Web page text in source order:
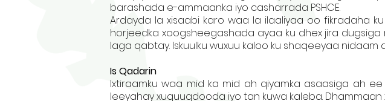
barashada e-ammaanka iyo casharrada PSHCE.
Ardayda la xisaabi karo waa la ilaaliyaa oo fikradaha
horjeedka xoogsheegashada ayaa ku dhex jira
laga qabtay. Iskuulku wuxuu kaloo ku shaqeeyaa
Is Qadarin
Ixtiraamku waa mid ka mid ah qiyamka asaasiga ah
leeyahay xuquuqdooda iyo tan kuwa kaleba.